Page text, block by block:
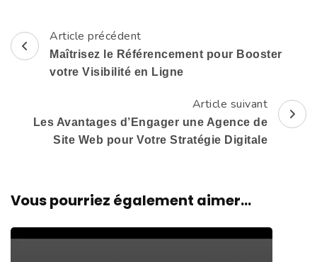
Navigation
d'article
Article précédent
Maîtrisez le Référencement pour Booster
votre Visibilité en Ligne
Article suivant
Les Avantages d’Engager une Agence de
Site Web pour Votre Stratégie Digitale
Vous pourriez également aimer...